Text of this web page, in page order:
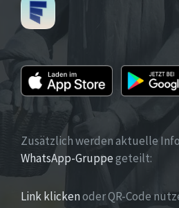
Zusätzlich werden aktuelle
WhatsApp-Gruppegeteilt:
Link klickenoder QR-Code